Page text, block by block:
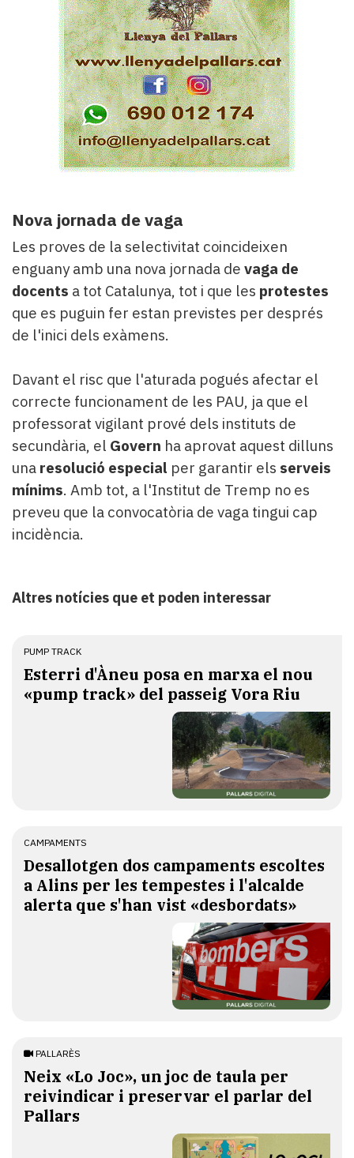
Nova jornada de vaga
Les proves de la selectivitat coincideixen
enguany amb una nova jornada de vaga de
docents a tot Catalunya, tot i que les protestes
que es puguin fer estan previstes per després
de l'inici dels exàmens.
Davant el risc que l'aturada pogués afectar el
correcte funcionament de les PAU, ja que el
professorat vigilant prové dels instituts de
secundària, el Govern ha aprovat aquest dilluns
una resolució especial per garantir els serveis
mínims. Amb tot, a l'Institut de Tremp no es
preveu que la convocatòria de vaga tingui cap
incidència.
Altres notícies que et poden interessar
PUMP TRACK
Esterri d'Àneu posa en marxa el nou
«pump track» del passeig Vora Riu
CAMPAMENTS
​Desallotgen dos campaments escoltes
a Alins per les tempestes i l'alcalde
alerta que s'han vist «desbordats»
PALLARÈS
​Neix «Lo Joc», un joc de taula per
reivindicar i preservar el parlar del
Pallars